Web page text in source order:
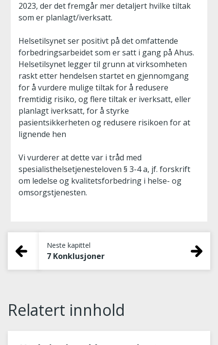
2023, der det fremgår mer detaljert hvilke tiltak
som er planlagt/iverksatt.
Helsetilsynet ser positivt på det omfattende
forbedringsarbeidet som er satt i gang på Ahus.
Helsetilsynet legger til grunn at virksomheten
raskt etter hendelsen startet en gjennomgang
for å vurdere mulige tiltak for å redusere
fremtidig risiko, og flere tiltak er iverksatt, eller
planlagt iverksatt, for å styrke
pasientsikkerheten og redusere risikoen for at
lignende hen
Vi vurderer at dette var i tråd med
spesialisthelsetjenesteloven § 3-4 a, jf. forskrift
om ledelse og kvalitetsforbedring i helse- og
omsorgstjenesten.
Neste kapittel
7 Konklusjoner
Relatert innhold